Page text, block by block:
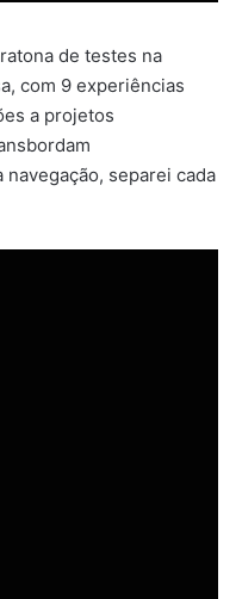
de testes na
com 9 experiências
a projetos
separei cada